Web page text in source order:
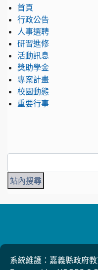
首頁
行政公告
人事選聘
研習進修
活動訊息
獎助學金
專案計畫
校園動態
重要行事
系統維護：嘉義縣政府